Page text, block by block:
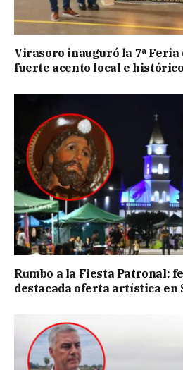
Virasoro inauguró la 7ª Feria
fuerte acento local e histórico
Rumbo a la Fiesta Patronal:
destacada oferta artística en